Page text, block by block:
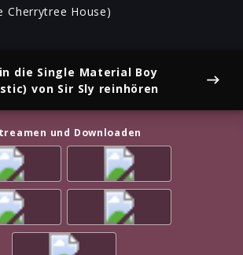
Cherrytree House)
die Single Material Boy
von Sir Sly reinhören
und Downloaden